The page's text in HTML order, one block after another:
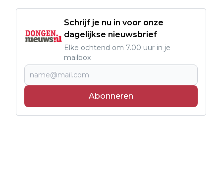
Schrijf je nu in voor onze
dagelijkse nieuwsbrief
Elke ochtend om 7.00 uur in je
mailbox
Abonneren